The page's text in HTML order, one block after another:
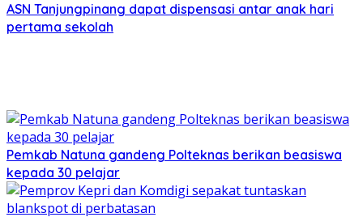
ASN Tanjungpinang dapat dispensasi antar anak hari
pertama sekolah
Pemkab Natuna gandeng Polteknas berikan beasiswa
kepada 30 pelajar